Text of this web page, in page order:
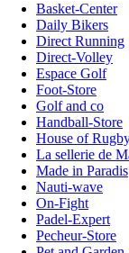
Basket-Center
Daily Bikers
Direct Running
Direct-Volley
Espace Golf
Foot-Store
Golf and co
Handball-Store
House of
La sellerie de
Made in Paradis
Nauti-wave
On-Fight
Padel-Expert
Pecheur-Store